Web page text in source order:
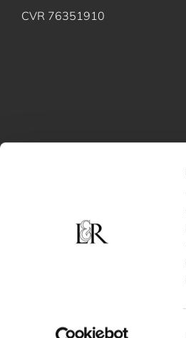
CVR 76351910